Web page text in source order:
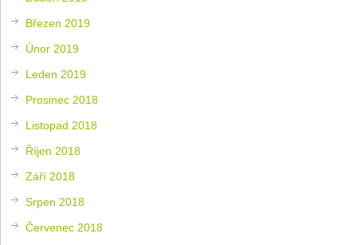
Březen 2019
Únor 2019
Leden 2019
Prosinec 2018
Listopad 2018
Říjen 2018
Září 2018
Srpen 2018
Červenec 2018